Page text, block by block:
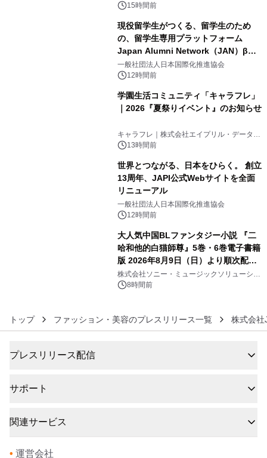
得な素泊まり連泊プランで
15時間前
現役留学生がつくる、留学生のため
の、留学生専用プラットフォーム
Japan Alumni Network（JAN）β版
をリリース
一般社団法人日本国際化推進協会
12時間前
学園生活コミュニティ「キャラフレ」
｜2026『夏祭りイベント』のお知らせ
キャラフレ｜株式会社エイプリル・データ・
デザインズ
13時間前
世界とつながる、日本をひらく。 創立
13周年、JAPI公式Webサイトを全面
リニューアル
一般社団法人日本国際化推進協会
12時間前
大人気中国BLファンタジー小説 『二
哈和他的白猫師尊』5巻・6巻電子書籍
版 2026年8月9日（日）より順次配信
開始
株式会社ソニー・ミュージックソリューショ
ンズ8時間前
トップ ファッション・美容のプレスリリース一覧 株式会社
プレスリリース配信
サポート
関連サービス
• 運営会社